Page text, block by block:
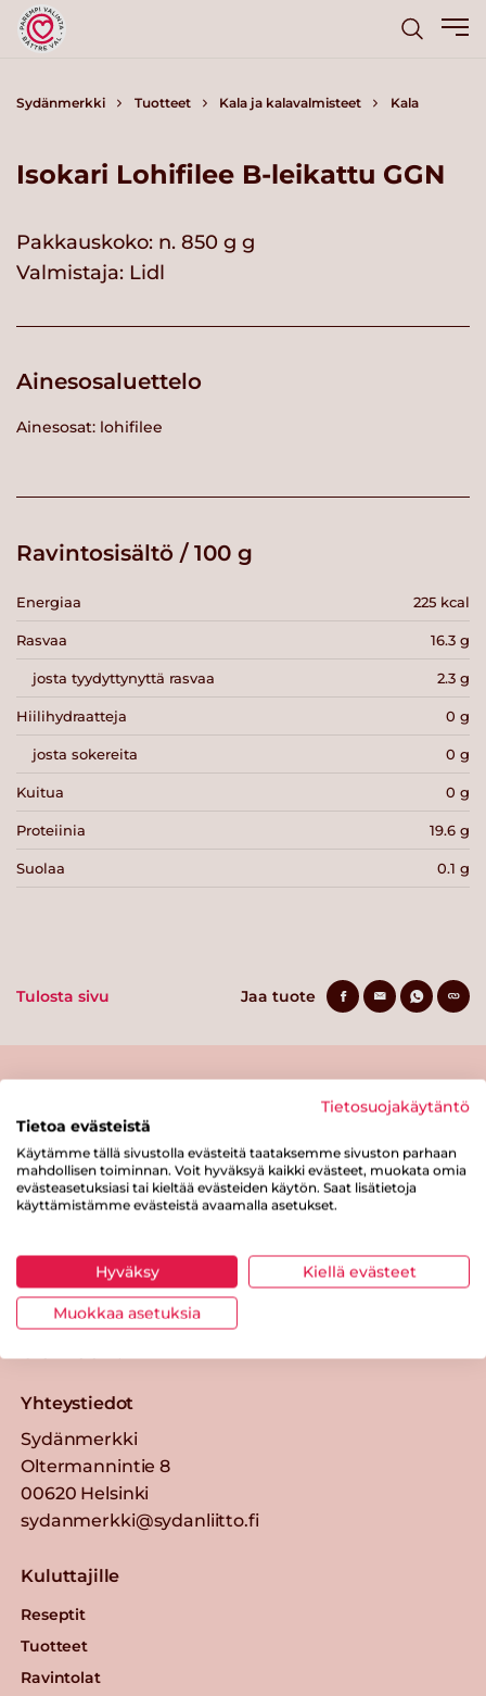
Sydänmerkki Tuotteet Kala ja kalavalmisteet Kala
Isokari Lohifilee B-leikattu GGN
Pakkauskoko: n. 850 g g
Valmistaja: Lidl
Ainesosaluettelo
Ainesosat: lohifilee
Ravintosisältö / 100 g
Energiaa 225 kcal
Rasvaa 16.3 g
josta tyydyttynyttä rasvaa 2.3 g
Hiilihydraatteja 0 g
josta sokereita 0 g
Kuitua 0 g
Proteiinia 19.6 g
Suolaa 0.1 g
Tulosta sivu Jaa tuote
Tästä merkistä tunnistat
Sydänmerkki-tuotteen
Takaisin ylös
Sydänmerkki — Paremmat eväät
Yhteystiedot
Sydänmerkki
Oltermannintie 8
00620 Helsinki
sydanmerkki@sydanliitto.fi
Kuluttajille
Reseptit
Tuotteet
Ravintolat
Tietosuojakäytäntö
Tietoa evästeistä
Käytämme tällä sivustolla evästeitä taataksemme sivuston parhaan
mahdollisen toiminnan. Voit hyväksyä kaikki evästeet, muokata omia
evästeasetuksiasi tai kieltää evästeiden käytön. Saat lisätietoja
käyttämistämme evästeistä avaamalla asetukset.
Hyväksy Kiellä evästeet
Muokkaa asetuksia